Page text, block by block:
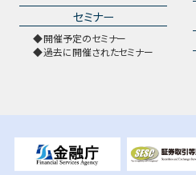
セミナー
開催予定のセミナー
過去に開催されたセミナー